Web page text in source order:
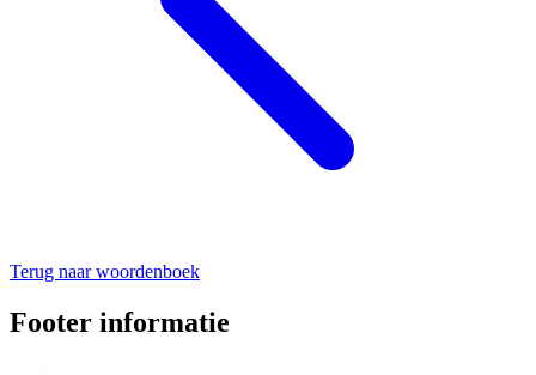
Terug naar woordenboek
Footer informatie